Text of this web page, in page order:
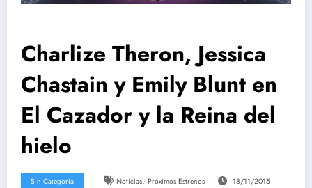
Charlize Theron, Jessica
Chastain y Emily Blunt en
El Cazador y la Reina del
hielo
Sin Categoría Noticias, Próximos Estrenos 18/11/2015